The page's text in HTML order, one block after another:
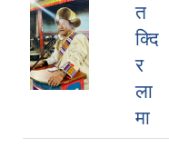
त
क्दि
र
ला
मा